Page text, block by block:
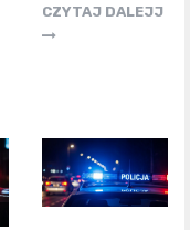
CZYTAJ DALEJJ